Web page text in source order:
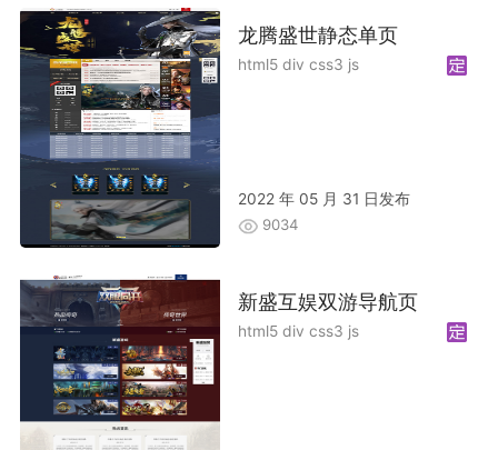
龙腾盛世静态单页
html5 div css3 js
2022 年 05 月 31 日发布
9034
新盛互娱双游导航页
html5 div css3 js